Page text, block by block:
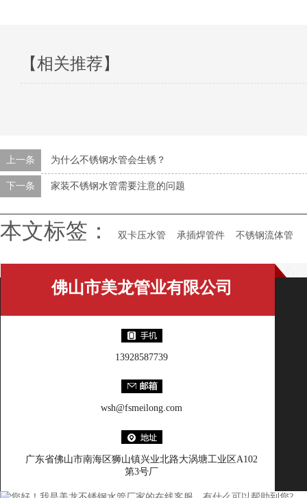
【相关推荐】
上一条 为什么不锈钢水管会生锈？
下一条 家装不锈钢水管需要注意的问题
本文标签： 双卡压水管 承插焊管件 不锈钢流体管
佛山市美龙管业有限公司
13928587739
wsh@fsmeilong.com
广东省佛山市南海区狮山镇兴业北路大涡塘工业区A102
第3号厂